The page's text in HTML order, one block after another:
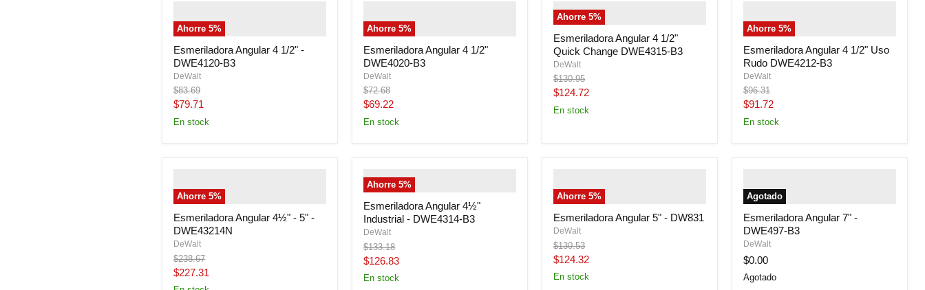
alternate">" class="productitem--
image-primary">
Ahorre5%
Esmeriladora Angular 4 1/2" -
DWE4120-B3
DeWalt
Precio
original
$83.69
Precio
actual
$79.71
En stock
alternate">" class="productitem--
image-primary">
Ahorre5%
Esmeriladora Angular 4 1/2"
DWE4020-B3
DeWalt
Precio
original
$72.68
Precio
actual
$69.22
En stock
" class="productitem--image-
primary">
Ahorre5%
Esmeriladora Angular 4 1/2"
Quick Change DWE4315-B3
DeWalt
Precio
original
$130.95
Precio
actual
$124.72
En stock
alternate">" class="productitem--
image-primary">
Ahorre5%
Esmeriladora Angular 4 1/2" Uso
Rudo DWE4212-B3
DeWalt
Precio
original
$96.31
Precio
actual
$91.72
En stock
alternate">" class="productitem--
image-primary">
Ahorre5%
Esmeriladora Angular 4½" - 5" -
DWE43214N
DeWalt
Precio
original
$238.67
Precio
actual
$227.31
" class="productitem--image-
primary">
Ahorre5%
Esmeriladora Angular 4½"
Industrial - DWE4314-B3
DeWalt
Precio
original
$133.18
Precio
actual
$126.83
En stock
alternate">" class="productitem--
image-primary">
Ahorre5%
Esmeriladora Angular 5" - DW831
DeWalt
Precio
original
$130.53
Precio
actual
$124.32
En stock
alternate">
image-primary">
Agotado
Esmeriladora Angular 7" -
DWE497-B3
DeWalt
$0.00
Agotado